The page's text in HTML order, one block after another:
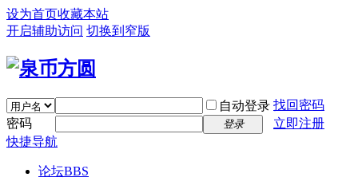
设为首页收藏本站
开启辅助访问 切换到窄版
自动登录 找回密码
密码
登录
立即注册
快捷导航
论坛BBS